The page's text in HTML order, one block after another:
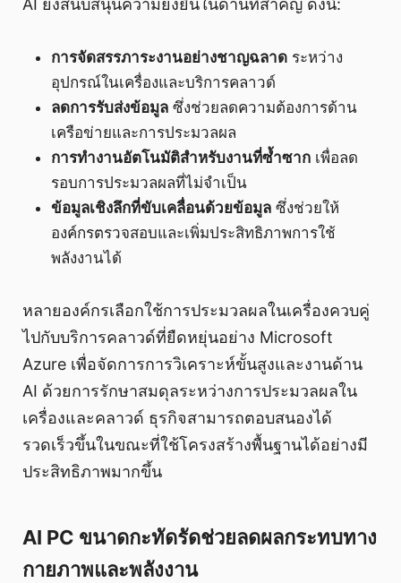
AI ยังสนับสนุนความยั่งยืนในด้านที่สำคัญ ดังนี้:
การจัดสรรภาระงานอย่างชาญฉลาด ระหว่าง
อุปกรณ์ในเครื่องและบริการคลาวด์
ลดการรับส่งข้อมูล ซึ่งช่วยลดความต้องการด้าน
เครือข่ายและการประมวลผล
การทำงานอัตโนมัติสำหรับงานที่ซ้ำซาก เพื่อลด
รอบการประมวลผลที่ไม่จำเป็น
ข้อมูลเชิงลึกที่ขับเคลื่อนด้วยข้อมูล ซึ่งช่วยให้
องค์กรตรวจสอบและเพิ่มประสิทธิภาพการใช้
พลังงานได้
หลายองค์กรเลือกใช้การประมวลผลในเครื่องควบคู่
ไปกับบริการคลาวด์ที่ยืดหยุ่นอย่าง Microsoft
Azure เพื่อจัดการการวิเคราะห์ขั้นสูงและงานด้าน
AI ด้วยการรักษาสมดุลระหว่างการประมวลผลใน
เครื่องและคลาวด์ ธุรกิจสามารถตอบสนองได้
รวดเร็วขึ้นในขณะที่ใช้โครงสร้างพื้นฐานได้อย่างมี
ประสิทธิภาพมากขึ้น
AI PC ขนาดกะทัดรัดช่วยลดผลกระทบทาง
กายภาพและพลังงาน